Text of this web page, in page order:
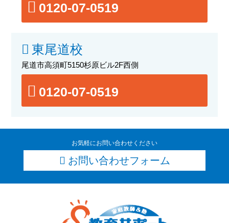
0120-07-0519
東尾道校
尾道市高須町5150杉原ビル2F西側
0120-07-0519
お気軽にお問い合わせください
お問い合わせフォーム